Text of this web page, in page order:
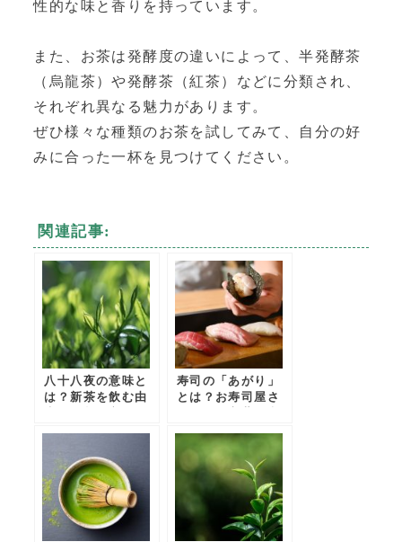
性的な味と香りを持っています。
また、お茶は発酵度の違いによって、半発酵茶
（烏龍茶）や発酵茶（紅茶）などに分類され、
それぞれ異なる魅力があります。
ぜひ様々な種類のお茶を試してみて、自分の好
みに合った一杯を見つけてください。
関連記事:
八十八夜の意味と
は？新茶を飲む由
寿司の「あがり」
とは？お寿司屋さ